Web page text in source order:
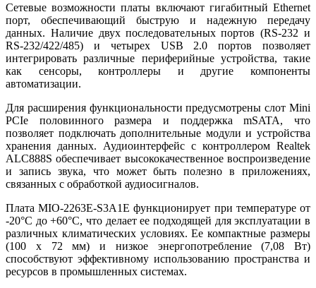
Сетевые возможности платы включают гигабитный Ethernet
порт, обеспечивающий быструю и надежную передачу
данных. Наличие двух последовательных портов (RS-232 и
RS-232/422/485) и четырех USB 2.0 портов позволяет
интегрировать различные периферийные устройства, такие
как сенсоры, контроллеры и другие компоненты
автоматизации.
Для расширения функциональности предусмотрены слот Mini
PCIe половинного размера и поддержка mSATA, что
позволяет подключать дополнительные модули и устройства
хранения данных. Аудиоинтерфейс с контроллером Realtek
ALC888S обеспечивает высококачественное воспроизведение
и запись звука, что может быть полезно в приложениях,
связанных с обработкой аудиосигналов.
Плата MIO-2263E-S3A1E функционирует при температуре от
-20°C до +60°C, что делает ее подходящей для эксплуатации в
различных климатических условиях. Ее компактные размеры
(100 x 72 мм) и низкое энергопотребление (7,08 Вт)
способствуют эффективному использованию пространства и
ресурсов в промышленных системах.